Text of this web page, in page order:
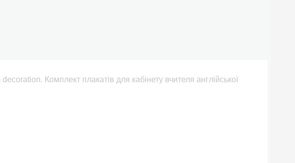
Комплект плакатів для кабінету вчителя англійської